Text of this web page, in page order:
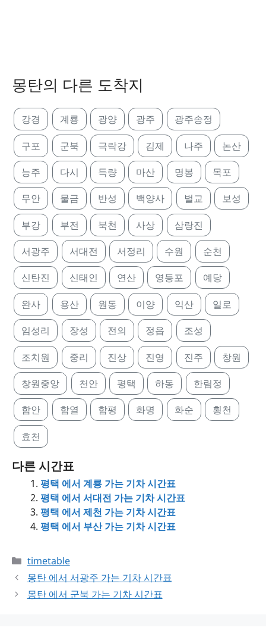
몽탄의 다른 도착지
강경 계룡 광양 광주 광주송정
구포 군북 극락강 김제 나주 논산
능주 다시 득량 마산 명봉 목포
무안 물금 반성 백양사 벌교 보성
부강 부전 북천 사상 삼랑진
서광주 서대전 서정리 수원 순천
신탄진 신태인 연산 영등포 예당
완사 용산 원동 이양 익산 일로
임성리 장성 전의 정읍 조성
조치원 중리 진상 진영 진주 창원
창원중앙 천안 평택 하동 한림정
함안 함열 함평 화명 화순 횡천
효천
다른 시간표
평택 에서 계룡 가는 기차 시간표
평택 에서 서대전 가는 기차 시간표
평택 에서 제천 가는 기차 시간표
평택 에서 부산 가는 기차 시간표
Categories
timetable
몽탄 에서 서광주 가는 기차 시간표
몽탄 에서 군북 가는 기차 시간표